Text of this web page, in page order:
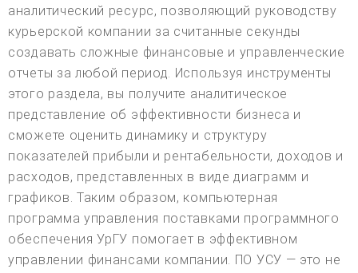
аналитический ресурс, позволяющий руководству
курьерской компании за считанные секунды
создавать сложные финансовые и управленческие
отчеты за любой период. Используя инструменты
этого раздела, вы получите аналитическое
представление об эффективности бизнеса и
сможете оценить динамику и структуру
показателей прибыли и рентабельности, доходов и
расходов, представленных в виде диаграмм и
графиков. Таким образом, компьютерная
программа управления поставками программного
обеспечения УрГУ помогает в эффективном
управлении финансами компании. ПО УСУ — это не